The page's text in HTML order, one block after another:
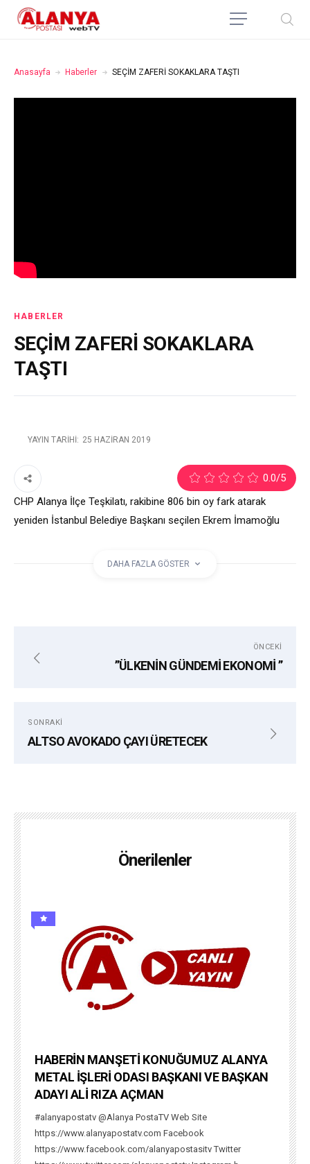
Anasayfa Haberler SEÇİM ZAFERİ SOKAKLARA TAŞTI
HABERLER
SEÇİM ZAFERİ SOKAKLARA
TAŞTI
YAYIN TARIHI: 25 HAZIRAN 2019
0.0/5
CHP Alanya İlçe Teşkilatı, rakibine 806 bin oy fark atarak
yeniden İstanbul Belediye Başkanı seçilen Ekrem İmamoğlu
DAHA FAZLA GÖSTER
ÖNCEKI
”ÜLKENİN GÜNDEMİ EKONOMİ ”
SONRAKI
ALTSO AVOKADO ÇAYI ÜRETECEK
Önerilenler
HABERİN MANŞETİ KONUĞUMUZ ALANYA
METAL İŞLERİ ODASI BAŞKANI VE BAŞKAN
ADAYI ALİ RIZA AÇMAN
#alanyapostatv @Alanya PostaTV Web Site
https://www.alanyapostatv.com Facebook
https://www.facebook.com/alanyapostasitv Twitter